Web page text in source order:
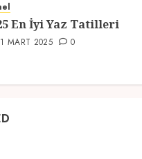
En İyi Yaz Tatilleri
MART 2025 0